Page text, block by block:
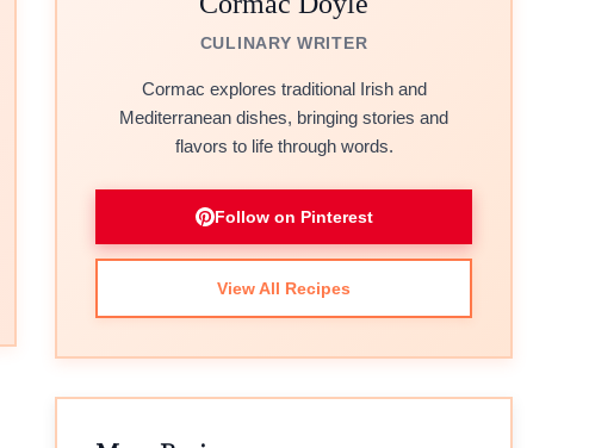
CULINARY WRITER
Cormac explores traditional Irish and
Mediterranean dishes, bringing stories and
flavors to life through words.
Follow on Pinterest
View All Recipes